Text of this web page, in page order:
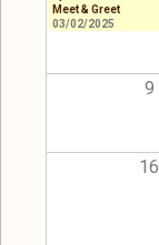
Meet & Greet
03/02/2025
9
16